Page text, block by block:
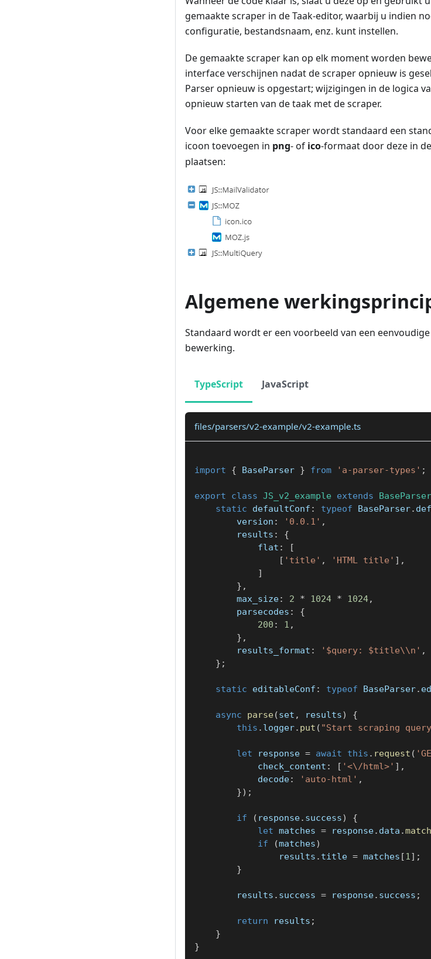
gemaakte scraper in de Taak-editor, waarbij u indien
configuratie, bestandsnaam, enz. kunt instellen.
De gemaakte scraper kan op elk moment worden
interface verschijnen nadat de scraper opnieuw is
Parser opnieuw is opgestart; wijzigingen in de logica
opnieuw starten van de taak met de scraper.
Voor elke gemaakte scraper wordt standaard een
icoon toevoegen in png- of ico-formaat door deze in
plaatsen:
Algemene
Standaard wordt er een voorbeeld van een
bewerking.
TypeScript JavaScript
files/parsers/v2-example/v2-example.ts
import { BaseParser } from 'a-parser-types' ;
export class JS_v2_example extends BaseParser
static defaultConf : typeof BaseParser.
        version
: '0.0.1' ,
        results
:
{
            flat
:
[
[ 'title' , 'HTML title' ] ,
]
} ,
        max_size
: 2 * 1024 * 1024,
        parsecodes
:
{
200 : 1 ,
} ,
        results_format
: '$query: $title\\n' ,
} ;
static editableConf : typeof BaseParser.
async parse(set , results)
{
this . logger. put ( "Start scraping
let response = await this . request (
            check_content
: [ '<\/html>' ] ,
            decode
: 'auto-html' ,
}) ;
if ( response. success)
{
let matches = response. data .match
if
(matches)
                results
. title = matches [1] ;
}
        results
. success = response. success ;
return results ;
}
}